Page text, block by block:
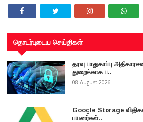
தொடர்புடைய செய்திகள்
தரவு பாதுகாப்பு
துறைக்காக ப..
08 August 2026
Google Storage
பயனர்கள்..